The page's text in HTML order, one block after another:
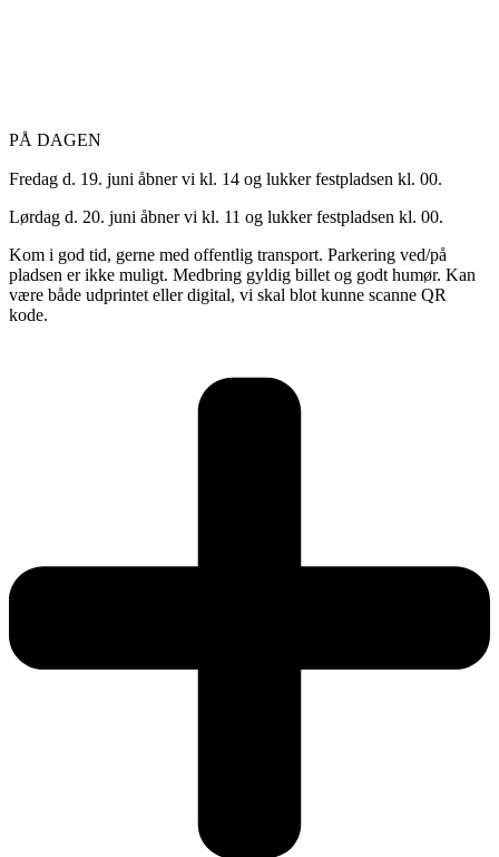
PÅ DAGEN
Fredag d. 19. juni åbner vi kl. 14 og lukker festpladsen kl. 00.
Lørdag d. 20. juni åbner vi kl. 11 og lukker festpladsen kl. 00.
Kom i god tid, gerne med offentlig transport. Parkering ved/på
pladsen er ikke muligt. Medbring gyldig billet og godt humør. Kan
være både udprintet eller digital, vi skal blot kunne scanne QR
kode.